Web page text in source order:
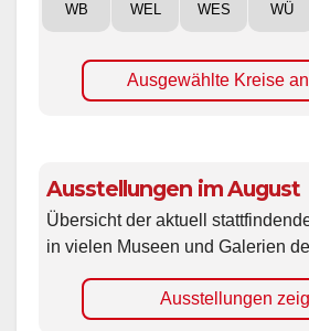
WB WEL WES WÜ
Ausgewählte Kreise
Ausstellungen im August
Übersicht der aktuell
in vielen Museen und Galerien
Ausstellungen